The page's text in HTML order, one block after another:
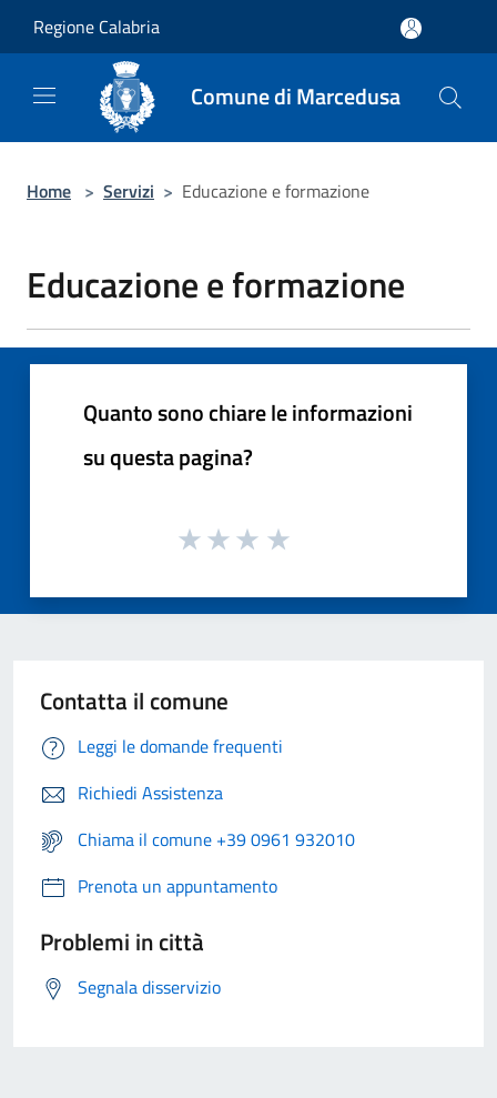
Regione Calabria
Comune di Marcedusa
Home > Servizi > Educazione e formazione
Educazione e formazione
Quanto sono chiare le informazioni
su questa pagina?
Contatta il comune
Leggi le domande frequenti
Richiedi Assistenza
Chiama il comune +39 0961 932010
Prenota un appuntamento
Problemi in città
Segnala disservizio